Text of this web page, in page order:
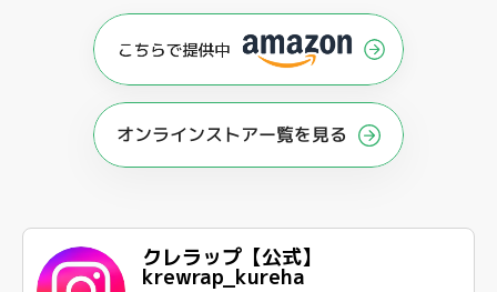
オンラインストアー覧を見る
クレラップ【公式】
krewrap_kureha